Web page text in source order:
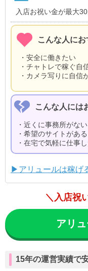
入店お祝い金が最大
こんな人にお
・安全に働きたい
・チャトレで稼ぐ自
・カメラ写りに自信
こんな人には
・近くに事務所がない
・希望のサイトがある
・在宅で気軽に仕事
▶アリュールは稼げ
＼入店祝
アリ
15年の運営実績で